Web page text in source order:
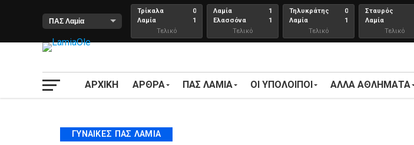
Τρίκαλα
Λαμία
0
1
Τελικό
αποτέλεσμα
Λαμία
Ελασσόνα
1
1
Τελικό
Αποτέλεσμα
Τηλυκράτης
Λαμία
0
1
Τελικό
αποτέλεσμα
Σταυρός
Λαμία
Τελικό
αποτέλεσμα
ΑΡΧΙΚΗ ΑΡΘΡΑ ΠΑΣ ΛΑΜΙΑ ΟΙ ΥΠΟΛΟΙΠΟΙ ΑΛΛΑ ΑΘΛΗΜΑΤΑ
ΓΥΝΑΊΚΕΣ ΠΑΣ ΛΑΜΊΑ